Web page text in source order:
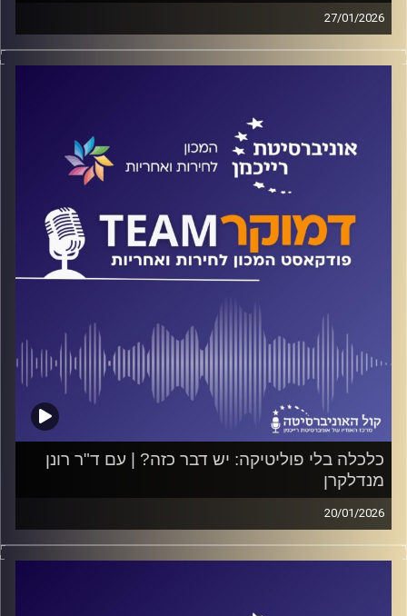
27/01/2026
פודקאסט המכון לחירות ואחריות באוניברסיטת רייכמן
על פופוליזם ונסיגת הדמוקרטיה ועל פופוליזם ברשתות
בישראל? על כל אלה ועוד משוחח ד"ר חיים וייצמן עם ד"ר
איתן צלגוב
המכון לחירות ואחריות
כלכלה בלי פוליטיקה: יש דבר כזה? | עם ד"ר רונן
מנדלקרן
20/01/2026
פודקאסט המכון לחירות ואחריות באוניברסיטת רייכמן